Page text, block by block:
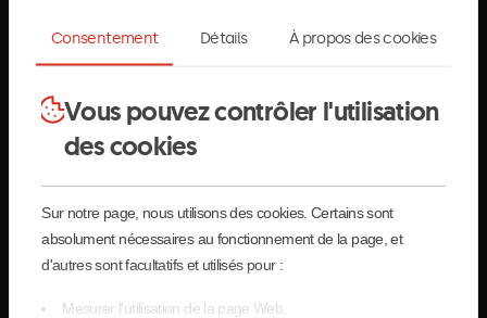
Consentement Détails À propos des cookies
Vous pouvez contrôler l'utilisation
des cookies
Sur notre page, nous utilisons des cookies. Certains sont
absolument nécessaires au fonctionnement de la page, et
d'autres sont facultatifs et utilisés pour :
Mesurer l'utilisation de la page Web.
Turisme
Massana
Creand_letras-
blancas_Eventos.png
Grandvalira Creand
Estrella-
Grandvalira
Commencal.png
Grandvalira
Commençal